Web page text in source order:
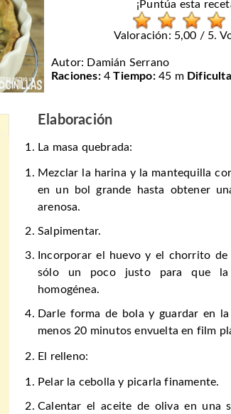
¡Puntúa esta
Valoración: 5,00 / 5.
Autor: Damián Serrano
Raciones: 4 Tiempo: 45 m
Elaboración
La masa quebrada:
Mezclar la harina y la mantequilla
en un bol grande hasta obtener
arenosa.
Salpimentar.
Incorporar el huevo y el chorrito de
sólo un poco justo para que la
homogénea.
Darle forma de bola y guardar en
menos 20 minutos envuelta en film
El relleno:
Pelar la cebolla y picarla finamente.
Calentar el aceite de oliva en una